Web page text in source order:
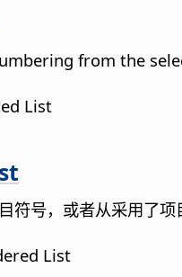
from the
List
符号，或者从采用了项
List